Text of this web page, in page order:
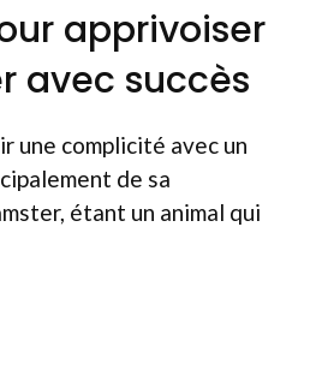
apprivoiser
avec succès
une complicité avec un
de sa
étant un animal qui